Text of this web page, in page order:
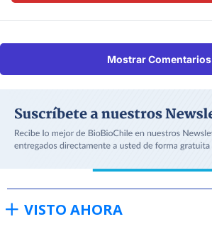
Mostrar Comentarios
VISTO AHORA